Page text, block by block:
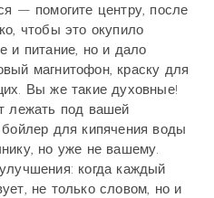
— помогите центру, после
чтобы это окупило
и питание, но и дало
магнитофон, краску для
Вы же такие духовные!
лежать под вашей
для кипячения воды
но уже не вашему.
когда каждый
не только словом, но и